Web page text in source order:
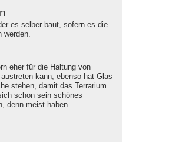
es selber baut, sofern es die
eher für die Haltung von
kann, ebenso hat Glas
stehen, damit das Terrarium
schon sein schönes
denn meist haben